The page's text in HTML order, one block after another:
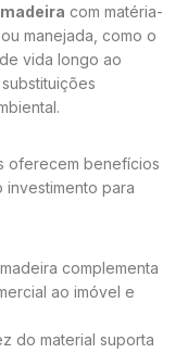
com matéria-
manejada, como o
de vida longo ao
oferecem benefícios
para
complementa
ao imóvel e
do material suporta